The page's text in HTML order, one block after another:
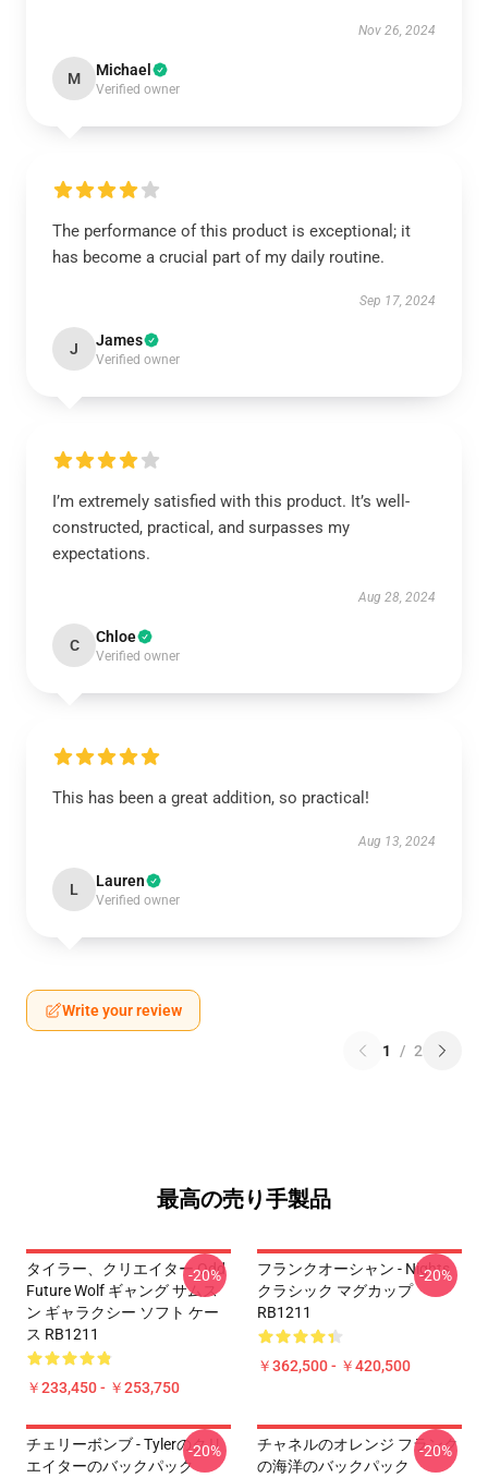
Nov 26, 2024
M Michael
Verified owner
The performance of this product is exceptional; it
has become a crucial part of my daily routine.
Sep 17, 2024
J James
Verified owner
I’m extremely satisfied with this product. It’s well-
constructed, practical, and surpasses my
expectations.
Aug 28, 2024
C Chloe
Verified owner
This has been a great addition, so practical!
Aug 13, 2024
L Lauren
Verified owner
Write your review
1 / 2
最高の売り手製品
タイラー、クリエイター Odd
Future Wolf ギャング サムス
ン ギャラクシー ソフト ケー
ス RB1211
￥233,450 - ￥253,750
-20%
フランクオーシャン - Nights
クラシック マグカップ
RB1211
￥362,500 - ￥420,500
-20%
チェリーボンブ - Tylerのクリ
エイターのバックパック
-20%
チャネルのオレンジ フランク
の海洋のバックパック
-20%